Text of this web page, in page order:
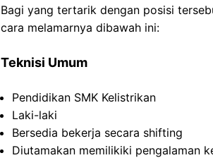
Bagi yang tertarik dengan posisi
cara melamarnya dibawah ini:
Teknisi Umum
Pendidikan SMK Kelistrikan
Laki-laki
Bersedia bekerja secara shifting
Diutamakan memilikiki pengalaman